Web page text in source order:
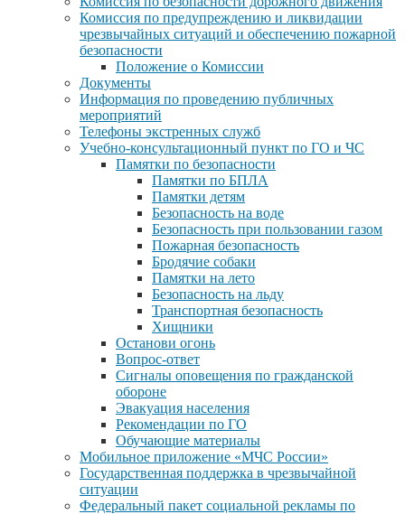
Комиссия по предупреждению и ликвидации
чрезвычайных ситуаций и обеспечению пожарной
безопасности
Положение о Комиссии
Документы
Информация по проведению публичных
мероприятий
Телефоны экстренных служб
Учебно-консультационный пункт по ГО и ЧС
Памятки по безопасности
Памятки по БПЛА
Памятки детям
Безопасность на воде
Безопасность при пользовании газом
Пожарная безопасность
Бродячие собаки
Памятки на лето
Безопасность на льду
Транспортная безопасность
Хищники
Останови огонь
Вопрос-ответ
Сигналы оповещения по гражданской
обороне
Эвакуация населения
Рекомендации по ГО
Обучающие материалы
Мобильное приложение «МЧС России»
Государственная поддержка в чрезвычайной
ситуации
Федеральный пакет социальной рекламы по